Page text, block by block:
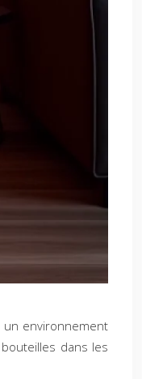
un environnement
dans les